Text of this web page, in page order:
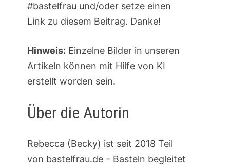
#bastelfrau und/oder setze einen
Link zu diesem Beitrag. Danke!
Hinweis: Einzelne Bilder in unseren
Artikeln können mit Hilfe von KI
erstellt worden sein.
Über die Autorin
Rebecca (Becky) ist seit 2018 Teil
von bastelfrau.de – Basteln begleitet